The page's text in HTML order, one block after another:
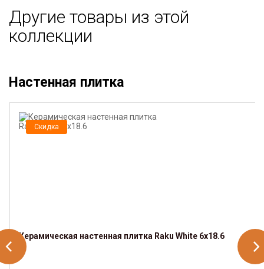
Другие товары из этой
коллекции
Настенная плитка
Скидка
Керамическая настенная плитка Raku White 6x18.6